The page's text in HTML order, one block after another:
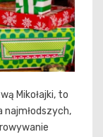
Mikołajki, to
najmłodszych,